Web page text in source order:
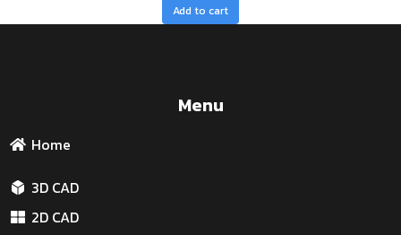
Add to cart
Menu
Home
3D CAD
2D CAD